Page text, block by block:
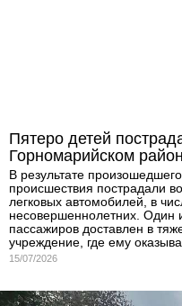
Пятеро детей
Горномарийском
В результате
происшествия пострадали
легковых автомобилей, в
несовершеннолетних. Один
пассажиров доставлен в
учреждение, где ему
15/07/2026